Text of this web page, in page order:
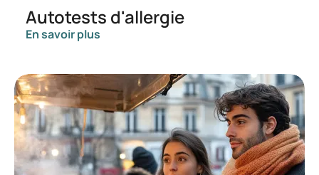
Autotests d'allergie
En savoir plus